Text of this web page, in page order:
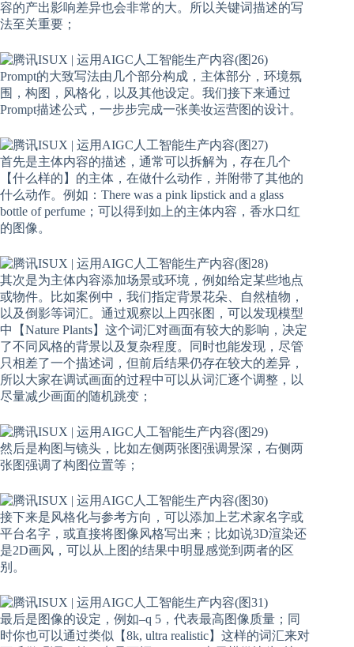
容的产出影响差异也会非常的大。所以关键词描述的写
法至关重要；
Prompt的大致写法由几个部分构成，主体部分，环境氛
围，构图，风格化，以及其他设定。我们接下来通过
Prompt描述公式，一步步完成一张美妆运营图的设计。
首先是主体内容的描述，通常可以拆解为，存在几个
【什么样的】的主体，在做什么动作，并附带了其他的
什么动作。例如：There was a pink lipstick and a glass
bottle of perfume；可以得到如上的主体内容，香水口红
的图像。
其次是为主体内容添加场景或环境，例如给定某些地点
或物件。比如案例中，我们指定背景花朵、自然植物，
以及倒影等词汇。通过观察以上四张图，可以发现模型
中【Nature Plants】这个词汇对画面有较大的影响，决定
了不同风格的背景以及复杂程度。同时也能发现，尽管
只相差了一个描述词，但前后结果仍存在较大的差异，
所以大家在调试画面的过程中可以从词汇逐个调整，以
尽量减少画面的随机跳变；
然后是构图与镜头，比如左侧两张图强调景深，右侧两
张图强调了构图位置等；
接下来是风格化与参考方向，可以添加上艺术家名字或
平台名字，或直接将图像风格写出来；比如说3D渲染还
是2D画风，可以从上图的结果中明显感觉到两者的区
别。
最后是图像的设定，例如–q 5，代表最高图像质量；同
时你也可以通过类似【8k, ultra realistic】这样的词汇来对